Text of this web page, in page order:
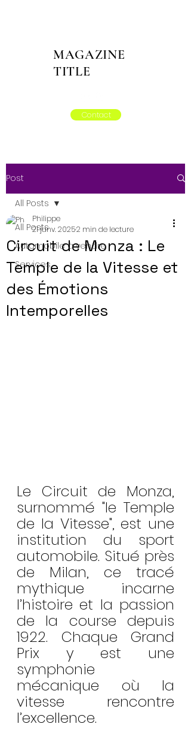
MAGAZINE
TITLE
Contact
Post
All Posts
Automobile à vendre
Services
All Posts
Circuit de Monza : Le
Temple de la Vitesse et
des Émotions
Intemporelles
Philippe
21 janv. 20252 min de lecture
Le Circuit de Monza,
surnommé "le Temple
de la Vitesse", est une
institution du sport
automobile. Situé près
de Milan, ce tracé
mythique incarne
l’histoire et la passion
de la course depuis
1922. Chaque Grand
Prix y est une
symphonie
mécanique où la
vitesse rencontre
l’excellence.